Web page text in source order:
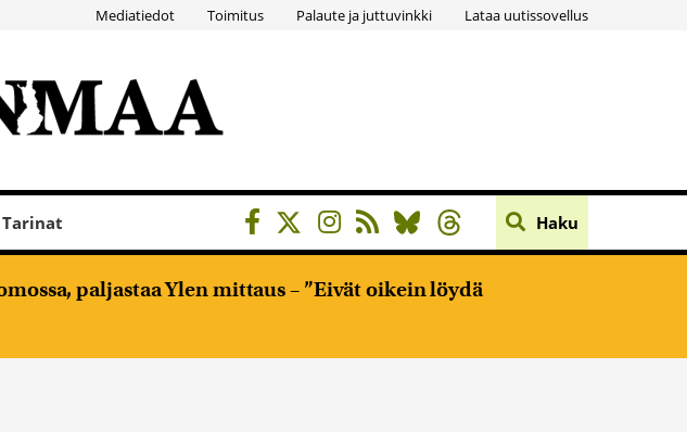
Mediatiedot Toimitus Palaute ja juttuvinkki Lataa uutissovellus
Tarinat Haku
paljastaa Ylen mittaus – ”Eivät oikein löydä